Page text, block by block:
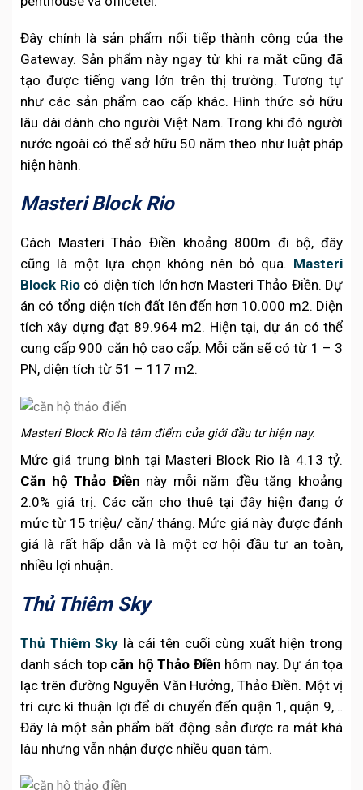
Đây chính là sản phẩm nối tiếp thành công của the
Gateway. Sản phẩm này ngay từ khi ra mắt cũng đã
tạo được tiếng vang lớn trên thị trường. Tương tự
như các sản phẩm cao cấp khác. Hình thức sở hữu
lâu dài dành cho người Việt Nam. Trong khi đó người
nước ngoài có thể sở hữu 50 năm theo như luật pháp
hiện hành.
Masteri Block Rio
Cách Masteri Thảo Điền khoảng 800m đi bộ, đây
cũng là một lựa chọn không nên bỏ qua. Masteri
Block Riocó diện tích lớn hơn Masteri Thảo Điền. Dự
án có tổng diện tích đất lên đến hơn 10.000 m2. Diện
tích xây dựng đạt 89.964 m2. Hiện tại, dự án có thể
cung cấp 900 căn hộ cao cấp. Mỗi căn sẽ có từ 1 – 3
PN, diện tích từ 51 – 117 m2.
Masteri Block Rio là tâm điểm của giới đầu tư hiện nay.
Mức giá trung bình tại Masteri Block Rio là 4.13 tỷ.
Căn hộ Thảo Điền này mỗi năm đều tăng khoảng
2.0% giá trị. Các căn cho thuê tại đây hiện đang ở
mức từ 15 triệu/ căn/ tháng. Mức giá này được đánh
giá là rất hấp dẫn và là một cơ hội đầu tư an toàn,
nhiều lợi nhuận.
Thủ Thiêm Sky
Thủ Thiêm Sky là cái tên cuối cùng xuất hiện trong
danh sách top căn hộ Thảo Điền hôm nay. Dự án tọa
lạc trên đường Nguyễn Văn Hưởng, Thảo Điền. Một vị
trí cực kì thuận lợi để di chuyển đến quận 1, quận 9,…
Đây là một sản phẩm bất động sản được ra mắt khá
lâu nhưng vẫn nhận được nhiều quan tâm.